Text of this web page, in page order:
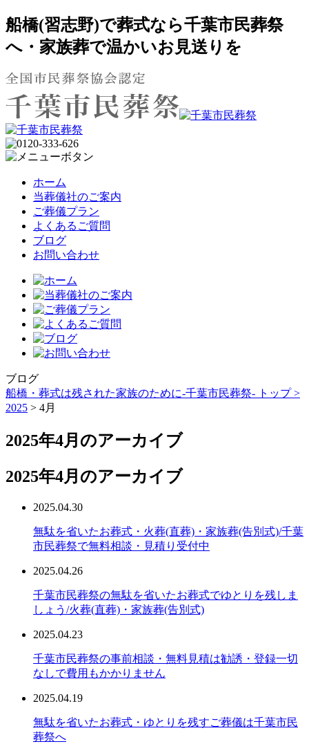
船橋(習志野)で葬式なら千葉市民葬祭
へ・家族葬で温かいお見送りを
ホーム
当葬儀社のご案内
ご葬儀プラン
よくあるご質問
ブログ
お問い合わせ
ブログ
船橋・葬式は残された家族のために-千葉市民葬祭- トップ >
2025 > 4月
2025年4月のアーカイブ
2025年4月のアーカイブ
2025.04.30
無駄を省いたお葬式・火葬(直葬)・家族葬(告別式)/千葉
市民葬祭で無料相談・見積り受付中
2025.04.26
千葉市民葬祭の無駄を省いたお葬式でゆとりを残しま
しょう/火葬(直葬)・家族葬(告別式)
2025.04.23
千葉市民葬祭の事前相談・無料見積は勧誘・登録一切
なしで費用もかかりません
2025.04.19
無駄を省いたお葬式・ゆとりを残すご葬儀は千葉市民
葬祭へ